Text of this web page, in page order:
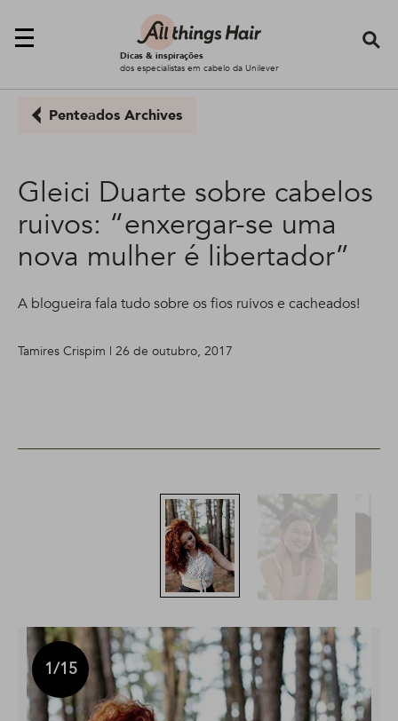
Dicas & inspirações
dos especialistas em cabelo da Unilever
Penteados Archives
Gleici Duarte sobre cabelos
ruivos: “enxergar-se uma
nova mulher é libertador”
A blogueira fala tudo sobre os fios ruivos e cacheados!
Tamires Crispim | 26 de outubro, 2017
1/15